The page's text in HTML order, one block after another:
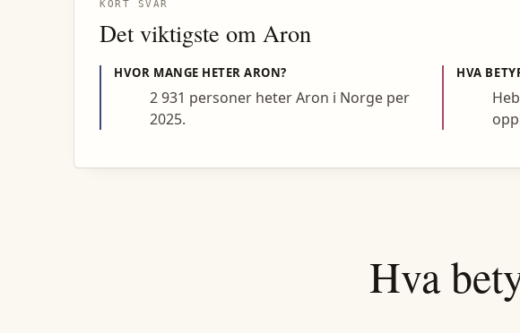
KORT SVAR
Det viktigste om Aron
HVOR MANGE HETERARON?
2 931 personer heter Aron i Norge per
2025.
HVA
Hva